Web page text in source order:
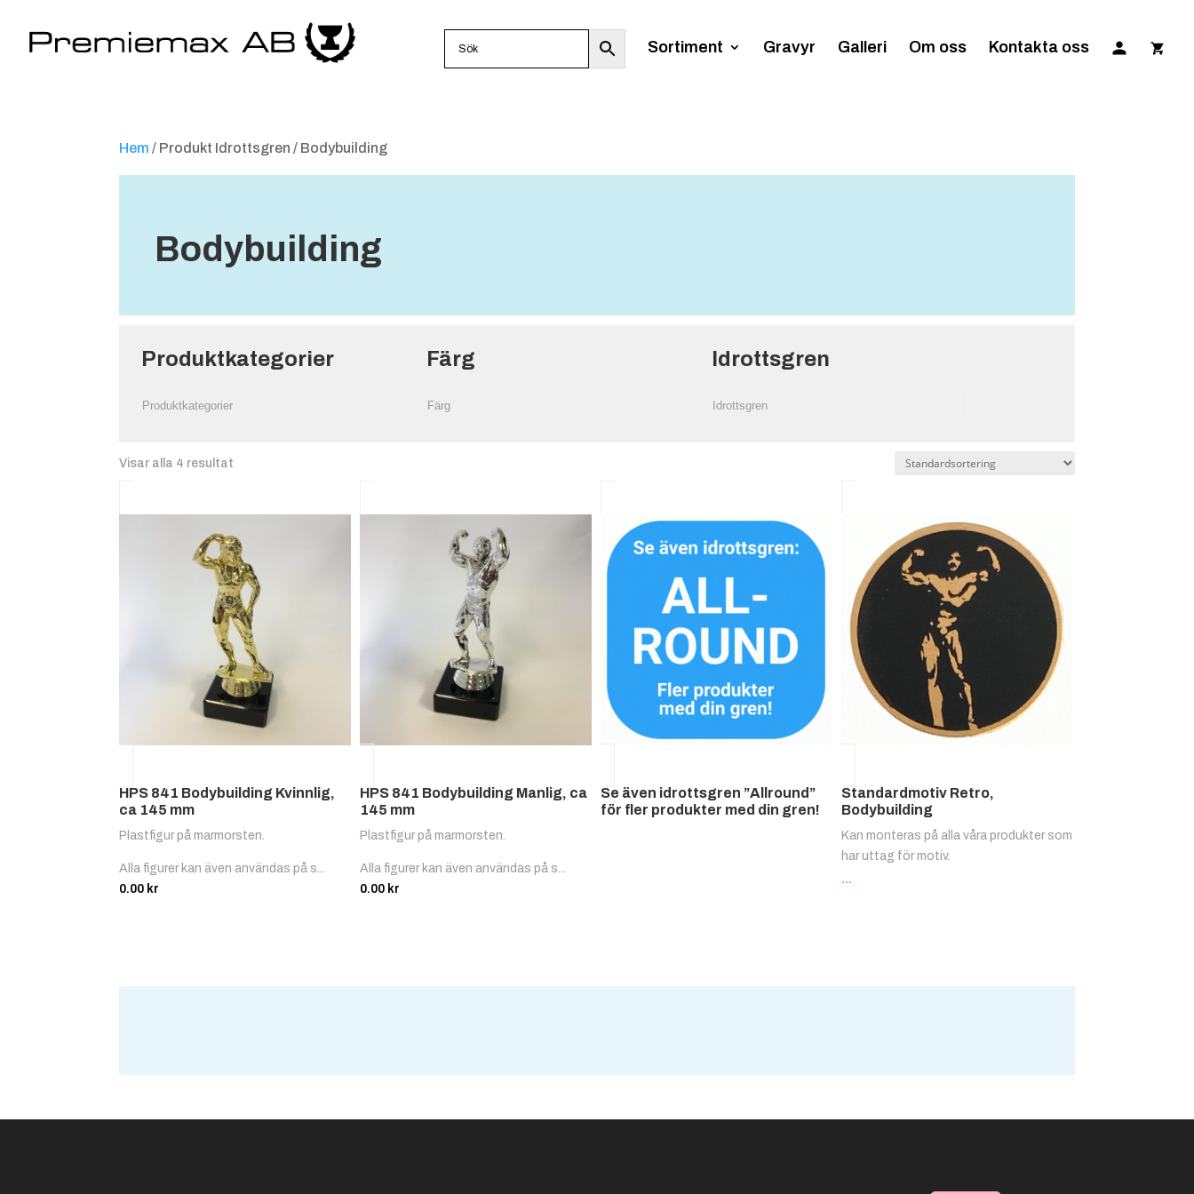
Sortiment Gravyr Galleri Om oss Kontakta oss
Hem / Produkt Idrottsgren / Bodybuilding
Bodybuilding
Produktkategorier Färg Idrottsgren
Visar alla 4 resultat
HPS 841 Bodybuilding Kvinnlig,
ca 145 mm
Plastfigur på marmorsten.
Alla figurer kan även användas på s...
0.00 kr
HPS 841 Bodybuilding Manlig, ca
145 mm
Plastfigur på marmorsten.
Alla figurer kan även användas på s...
0.00 kr
Se även idrottsgren ”Allround”
för fler produkter med din gren!
Standardmotiv Retro,
Bodybuilding
Kan monteras på alla våra produkter som
har uttag för motiv.
...